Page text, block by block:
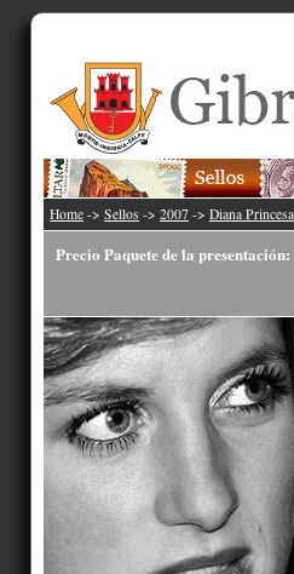
Home -> Sellos -> 2007 -> Diana
Precio Paquete de la presentación: